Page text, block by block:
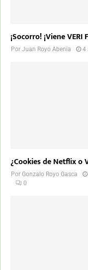
¡Socorro! ¡Viene VERI
PorJuan Royo Abenia 4
¿Cookies de Netflix o
PorGonzalo Royo Gasca
0